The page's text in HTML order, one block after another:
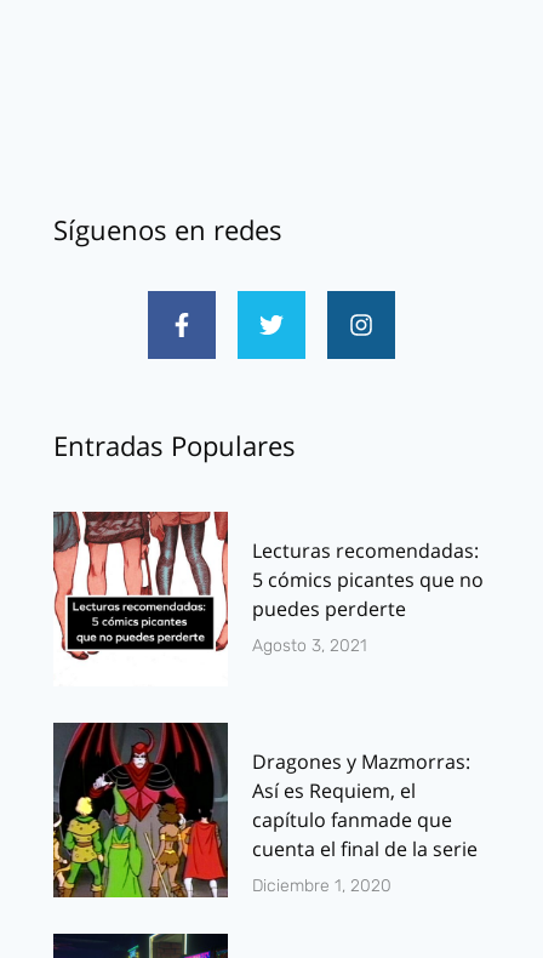
Síguenos en redes
Entradas Populares
Lecturas recomendadas:
5 cómics picantes que no
puedes perderte
Agosto 3, 2021
Dragones y Mazmorras:
Así es Requiem, el
capítulo fanmade que
cuenta el final de la serie
Diciembre 1, 2020